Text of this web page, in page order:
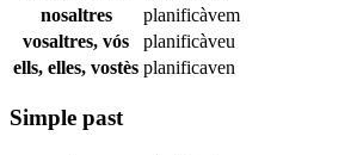
nosaltres
planificàvem
vosaltres, vós
planificàveu
ells, elles, vostès planificaven
Simple past